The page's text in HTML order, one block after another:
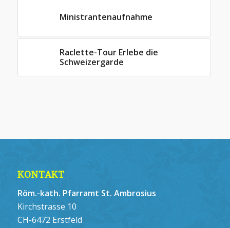
Ministrantenaufnahme
Raclette-Tour Erlebe die
Schweizergarde
KONTAKT
Röm.-kath. Pfarramt St. Ambrosius
Kirchstrasse 10
CH-6472 Erstfeld